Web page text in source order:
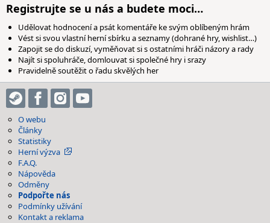
Registrujte se u nás a budete moci…
Udělovat hodnocení a psát komentáře ke svým oblíbeným hrám
Vést si svou vlastní herní sbírku a seznamy (dohrané hry, wishlist…)
Zapojit se do diskuzí, vyměňovat si s ostatními hráči názory a rady
Najít si spoluhráče, domlouvat si společné hry i srazy
Pravidelně soutěžit o řadu skvělých her
O webu
Články
Statistiky
Herní výzva
F.A.Q.
Nápověda
Odměny
Podpořte nás
Podmínky užívání
Kontakt a reklama